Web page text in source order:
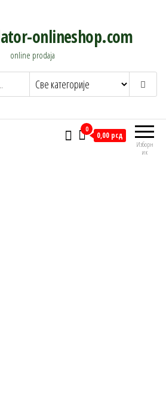
onlineshop.com
online prodaja
Изборн
ик
0
0,00 рсд